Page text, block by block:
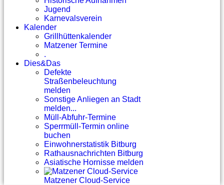
Jugend
Karnevalsverein
Kalender
Grillhüttenkalender
Matzener Termine
.
Dies&Das
Defekte
Straßenbeleuchtung
melden
Sonstige Anliegen an Stadt
melden...
Müll-Abfuhr-Termine
Sperrmüll-Termin online
buchen
Einwohnerstatistik Bitburg
Rathausnachrichten Bitburg
Asiatische Hornisse melden
Matzener Cloud-Service